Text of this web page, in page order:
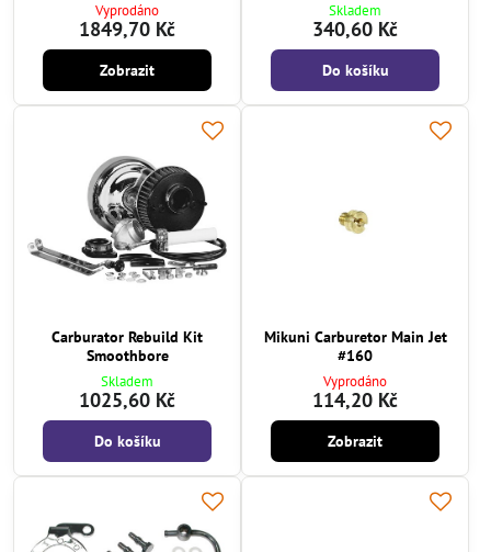
Vyprodáno
1849,70 Kč
Zobrazit
Skladem
340,60 Kč
Do košíku
Carburator Rebuild Kit
Smoothbore
Skladem
1025,60 Kč
Do košíku
Mikuni Carburetor Main Jet
#160
Vyprodáno
114,20 Kč
Zobrazit